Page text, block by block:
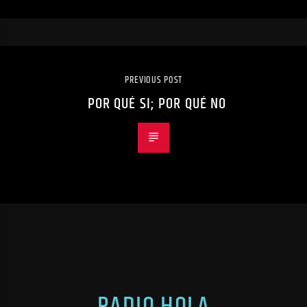
PREVIOUS POST
POR QUÉ SI; POR QUÉ NO